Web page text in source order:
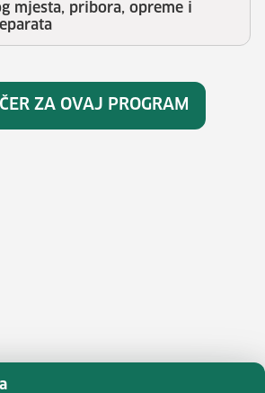
mjesta, pribora, opreme i
ZA OVAJ PROGRAM